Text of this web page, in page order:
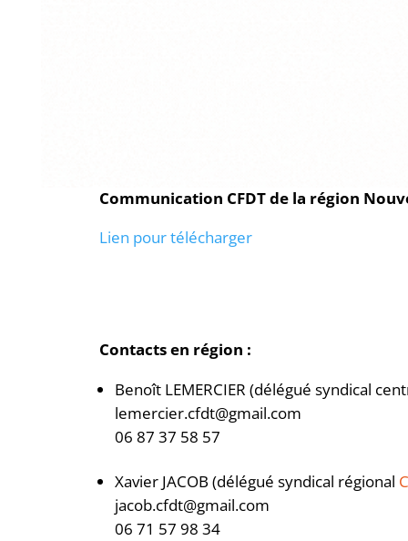
Communication CFDT de la région
Lien pour télécharger
Contacts en région :
Benoît LEMERCIER (délégué syndical
lemercier.cfdt@gmail.com
06 87 37 58 57
Xavier JACOB (délégué syndical régional
jacob.cfdt@gmail.com
06 71 57 98 34